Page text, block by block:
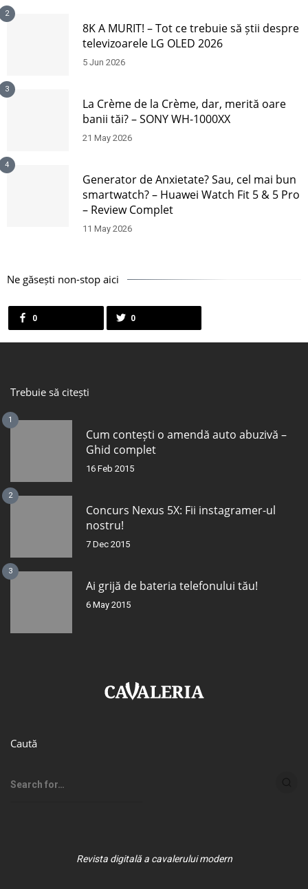
2
8K A MURIT! – Tot ce trebuie să știi despre
televizoarele LG OLED 2026
5 Jun 2026
3
La Crème de la Crème, dar, merită oare
banii tăi? – SONY WH-1000XX
21 May 2026
4
Generator de Anxietate? Sau, cel mai bun
smartwatch? – Huawei Watch Fit 5 & 5 Pro
– Review Complet
11 May 2026
Ne găsești non-stop aici
0 0
Trebuie să citești
1
Cum contești o amendă auto abuzivă –
Ghid complet
16 Feb 2015
2
Concurs Nexus 5X: Fii instagramer-ul
nostru!
7 Dec 2015
3
Ai grijă de bateria telefonului tău!
6 May 2015
Caută
Revista digitală a cavalerului modern